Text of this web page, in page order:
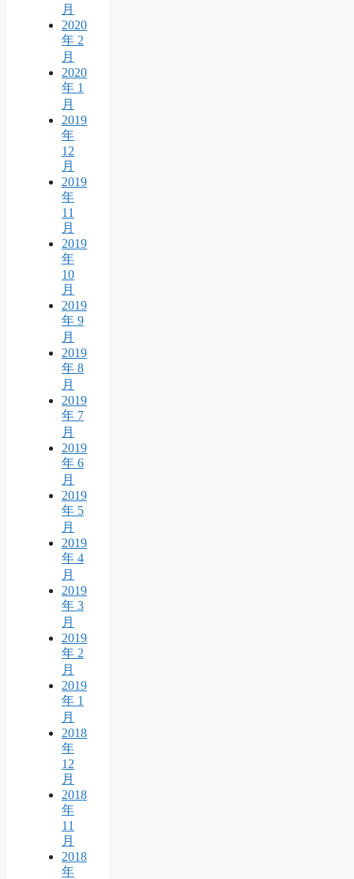
月
2020
年 2
月
2020
年 1
月
2019
年
12
月
2019
年
11
月
2019
年
10
月
2019
年 9
月
2019
年 8
月
2019
年 7
月
2019
年 6
月
2019
年 5
月
2019
年 4
月
2019
年 3
月
2019
年 2
月
2019
年 1
月
2018
年
12
月
2018
年
11
月
2018
年